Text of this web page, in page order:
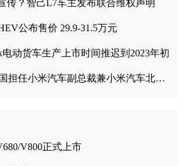
传？智己L7车主发布联合维权声明
公布售价 29.9-31.5万元
电动货车生产上市时间推迟到2023年初
小米集团任命于立国担任小米汽车副总裁兼小米汽车北京总部政委
V800正式上市